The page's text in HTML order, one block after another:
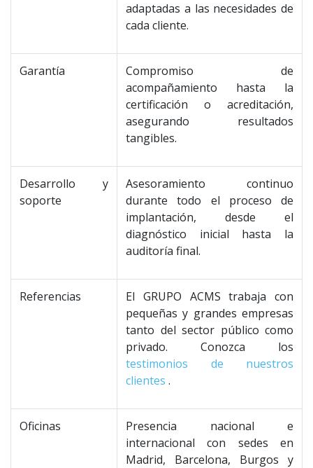
adaptadas a las necesidades de
cada cliente.
Garantía
Compromiso de
acompañamiento hasta la
certificación o acreditación,
asegurando resultados
tangibles.
Desarrollo y
soporte
Asesoramiento continuo
durante todo el proceso de
implantación, desde el
diagnóstico inicial hasta la
auditoría final.
Referencias
El GRUPO ACMS trabaja con
pequeñas y grandes empresas
tanto del sector público como
privado. Conozca los
testimonios de nuestros
clientes .
Oficinas
Presencia nacional e
internacional con sedes en
Madrid, Barcelona, Burgos y